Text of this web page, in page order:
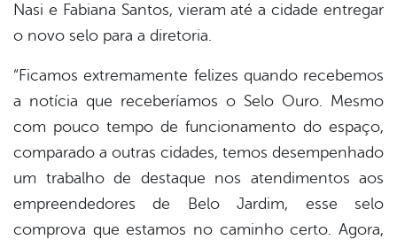
Nasi e Fabiana Santos, vieram até a cidade entregar
o novo selo para a diretoria.
“Ficamos extremamente felizes quando recebemos
a notícia que receberíamos o Selo Ouro. Mesmo
com pouco tempo de funcionamento do espaço,
comparado a outras cidades, temos desempenhado
um trabalho de destaque nos atendimentos aos
empreendedores de Belo Jardim, esse selo
comprova que estamos no caminho certo. Agora,